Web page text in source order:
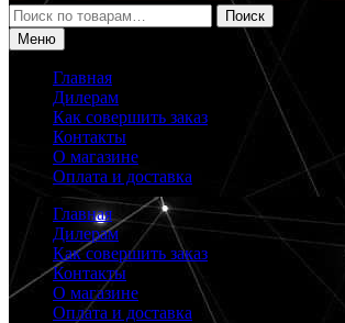
Искать:
Поиск
Меню
Главная
Дилерам
Как совершить заказ
Контакты
О магазине
Оплата и доставка
Главная
Дилерам
Как совершить заказ
Контакты
О магазине
Оплата и доставка